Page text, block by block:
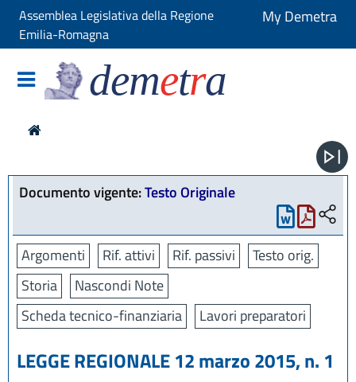
Assemblea Legislativa della Regione
Emilia-Romagna
My Demetra
demetra
Documento vigente:Testo Originale
Argomenti Rif. attivi Rif. passivi
Testo orig.
Storia
Nascondi Note
Scheda tecnico-finanziaria
Lavori preparatori
LEGGE REGIONALE 12 marzo 2015, n. 1